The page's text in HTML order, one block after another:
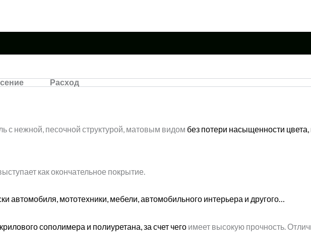
Расход
с нежной, песочной структурой, матовым видом без потери насыщенности
как окончательное покрытие.
автомобиля, мототехники, мебели, автомобильного интерьера и другого…
сополимера и полиуретана, за счет чего имеет высокую прочность.